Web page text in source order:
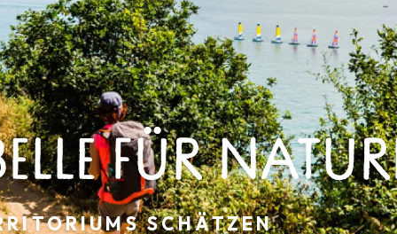
FÜR
SCHÄTZEN